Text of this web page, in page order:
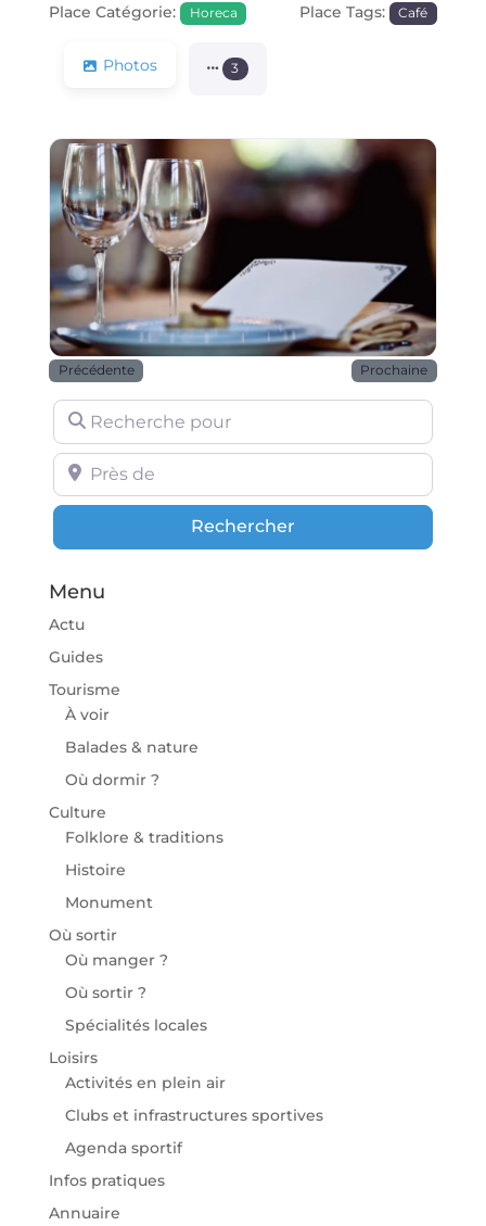
Place Catégorie: Horeca Place Tags: Café
Photos 3
Précédente Prochaine
Recherche pour
Près de
RechercherRechercher
Menu
Actu
Guides
Tourisme
À voir
Balades & nature
Où dormir ?
Culture
Folklore & traditions
Histoire
Monument
Où sortir
Où manger ?
Où sortir ?
Spécialités locales
Loisirs
Activités en plein air
Clubs et infrastructures sportives
Agenda sportif
Infos pratiques
Annuaire